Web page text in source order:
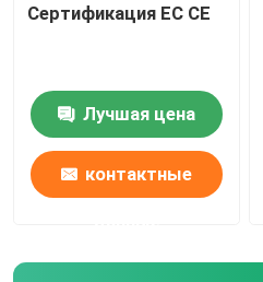
Сертификация ЕС CE
Лучшая цена
контактные